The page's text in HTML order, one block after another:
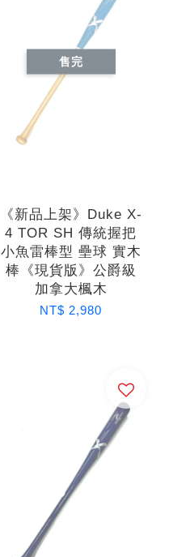
售完
《新品上架》Duke X-
4 TOR SH 傳統握把
小魚雷棒型 壘球 實木
棒《現貨版》公爵級
加拿大楓木
NT$ 2,980